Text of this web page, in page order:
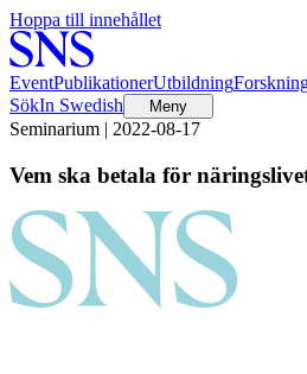
Hoppa till innehållet
EventPublikationerUtbildning
SökIn Swedish Meny
Seminarium | 2022-08-17
Vem ska betala för